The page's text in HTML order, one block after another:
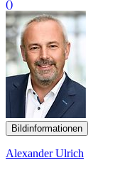
()
Bildinformationen
Alexander Ulrich